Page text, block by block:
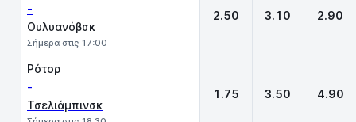
-
Ουλυανόβσκ
Σήμερα στις 17:00
2.50 3.10 2.90
Ρότορ
-
Τσελιάμπινσκ
1.75 3.50 4.90